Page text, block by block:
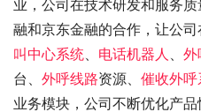
业，公司在技术研发和服务
融和京东金融的合作，让公
叫中心系统、 电话机器人 、 外
台、 外呼线路资源、 催收外
业务模块，公司不断优化产